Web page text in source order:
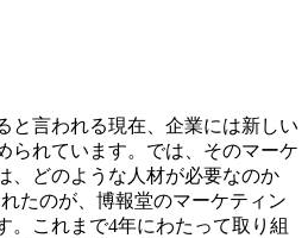
と言われる現在、企業には新しい
られています。では、そのマーケ
、どのような人材が必要なのか
たのが、博報堂のマーケティン
。これまで4年にわたって取り組